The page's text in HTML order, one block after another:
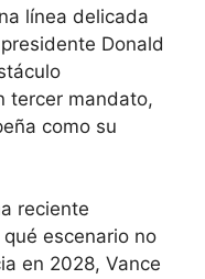
línea delicada
Donald
tercer mandato,
como su
reciente
escenario no
en 2028, Vance